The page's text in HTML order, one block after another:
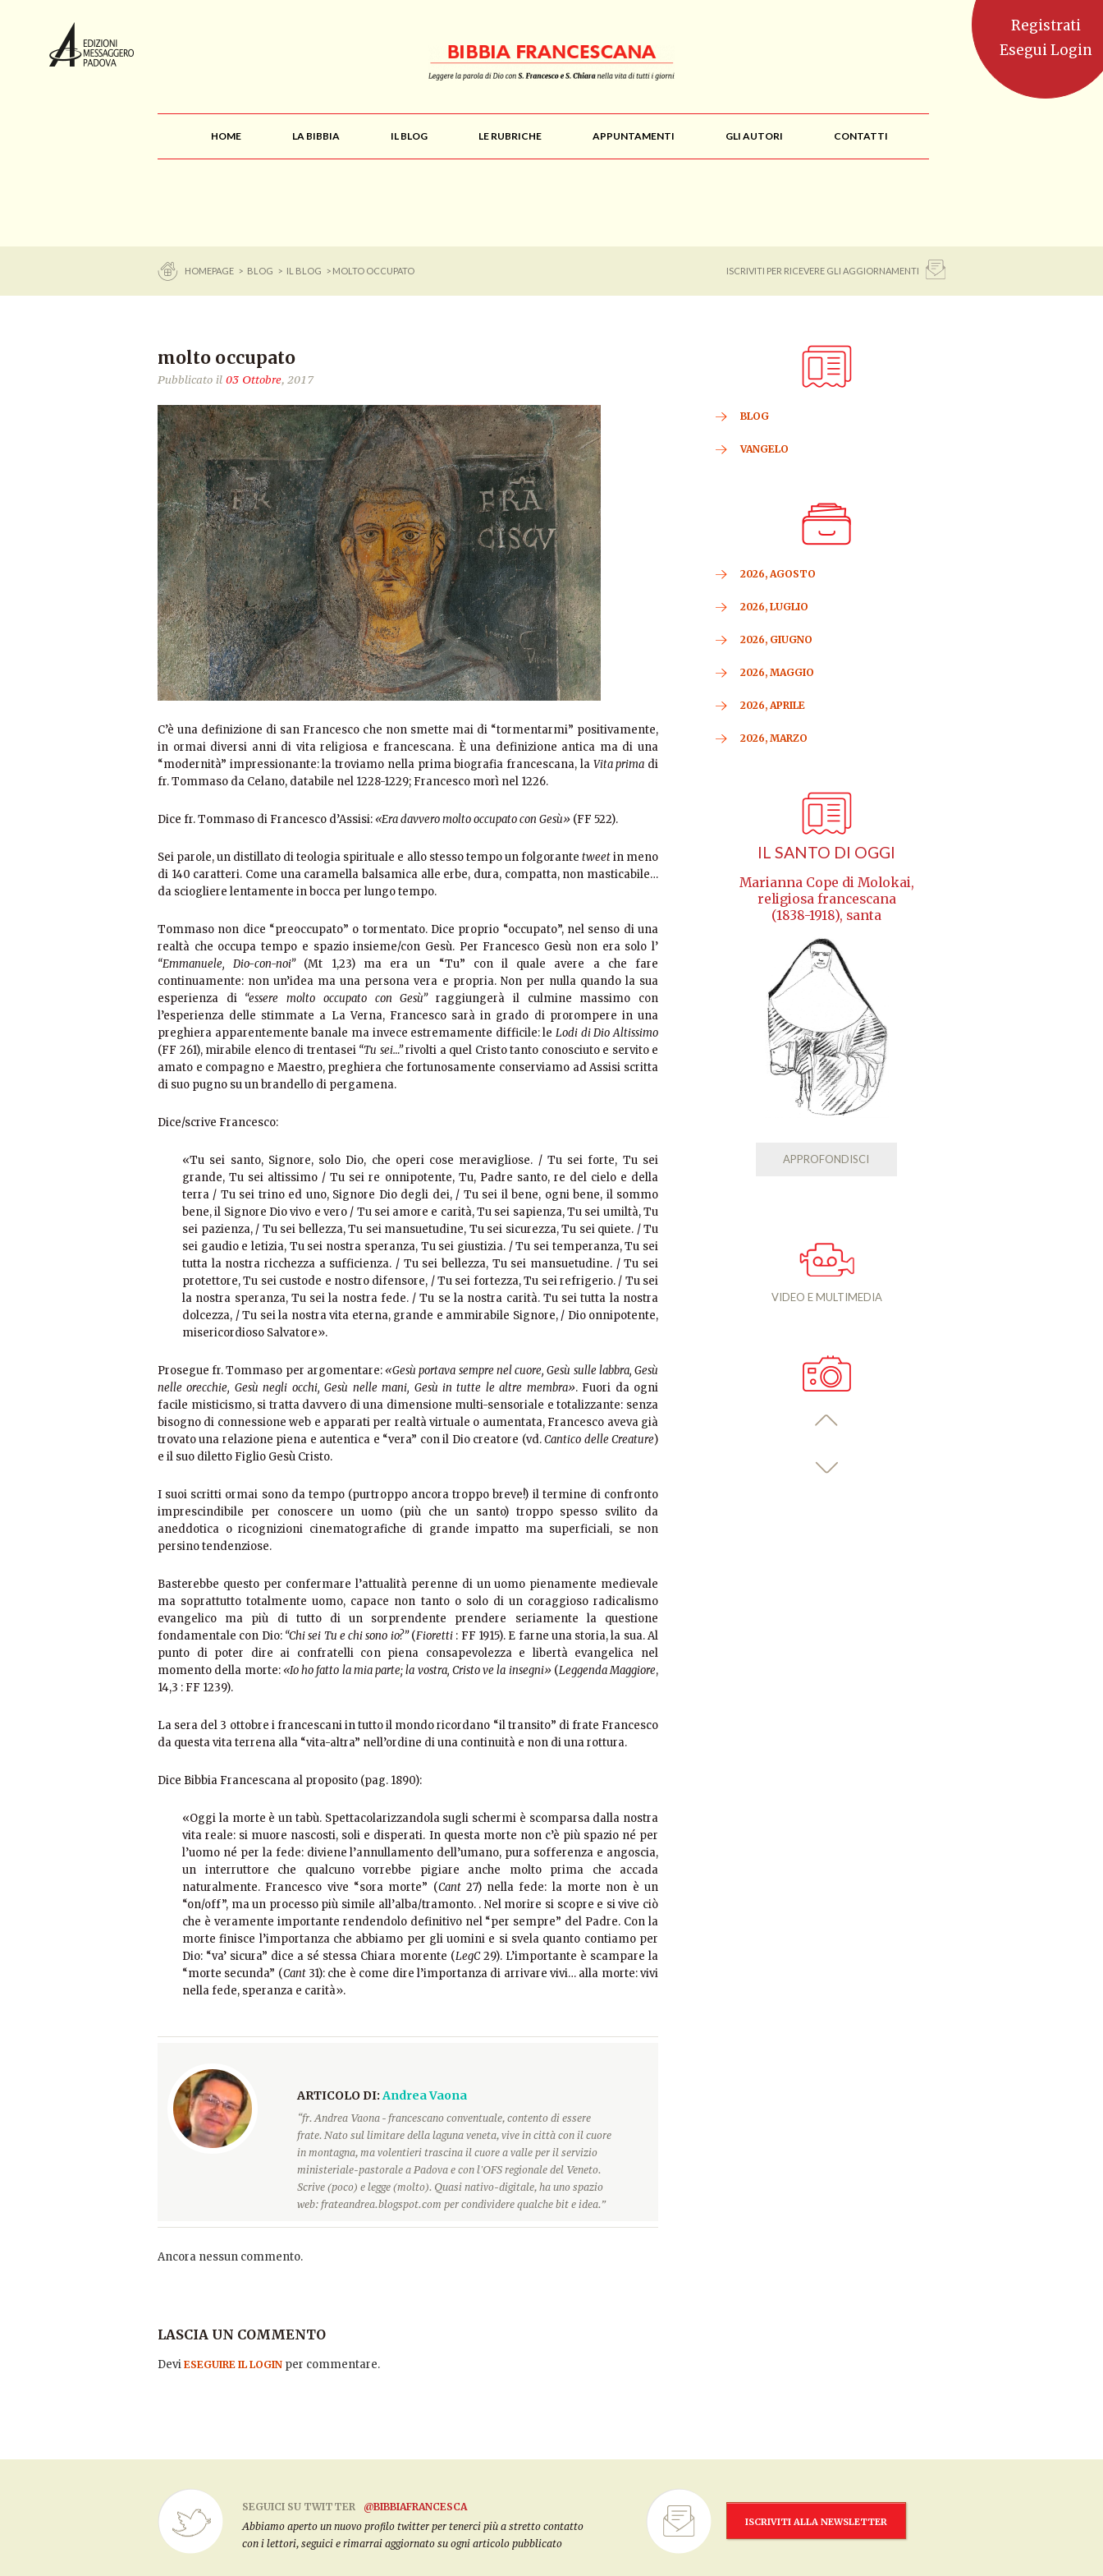
HOME LA BIBBIA IL BLOG LE RUBRICHE APPUNTAMENTI GLI AUTORI CONTATTI
HOMEPAGE > BLOG > IL BLOG > MOLTO OCCUPATO ISCRIVITI PER RICEVERE GLI AGGIORNAMENTI
molto occupato
Pubblicato il 03 Ottobre, 2017
C’è una definizione di san Francesco che non smette mai di “tormentarmi” positivamente,
in ormai diversi anni di vita religiosa e francescana. È una definizione antica ma di una
“modernità” impressionante: la troviamo nella prima biografia francescana, la Vita prima di
fr. Tommaso da Celano, databile nel 1228-1229; Francesco morì nel 1226.
Dice fr. Tommaso di Francesco d’Assisi:«Era davvero molto occupato con Gesù» (FF 522).
Sei parole, un distillato di teologia spirituale e allo stesso tempo un folgorante tweetin meno
di 140 caratteri. Come una caramella balsamica alle erbe, dura, compatta, non masticabile…
da sciogliere lentamente in bocca per lungo tempo.
Tommaso non dice “preoccupato” o tormentato. Dice proprio “occupato”, nel senso di una
realtà che occupa tempo e spazio insieme/con Gesù. Per Francesco Gesù non era solo l’
“Emmanuele, Dio-con-noi”(Mt 1,23) ma era un “Tu” con il quale avere a che fare
continuamente: non un’idea ma una persona vera e propria. Non per nulla quando la sua
esperienza di “essere molto occupato con Gesù”raggiungerà il culmine massimo con
l’esperienza delle stimmate a La Verna, Francesco sarà in grado di prorompere in una
preghiera apparentemente banale ma invece estremamente difficile: leLodi di Dio Altissimo
(FF 261), mirabile elenco di trentasei “Tu sei…”rivolti a quel Cristo tanto conosciuto e servito e
amato e compagno e Maestro, preghiera che fortunosamente conserviamo ad Assisi scritta
di suo pugno su un brandello di pergamena.
Dice/scrive Francesco:
«Tu sei santo, Signore, solo Dio, che operi cose meravigliose. / Tu sei forte, Tu sei
grande, Tu sei altissimo / Tu sei re onnipotente, Tu, Padre santo, re del cielo e della
terra / Tu sei trino ed uno, Signore Dio degli dei, / Tu sei il bene, ogni bene, il sommo
bene, il Signore Dio vivo e vero / Tu sei amore e carità, Tu sei sapienza, Tu sei umiltà, Tu
sei pazienza, / Tu sei bellezza, Tu sei mansuetudine, Tu sei sicurezza, Tu sei quiete. / Tu
sei gaudio e letizia, Tu sei nostra speranza, Tu sei giustizia. / Tu sei temperanza, Tu sei
tutta la nostra ricchezza a sufficienza. / Tu sei bellezza, Tu sei mansuetudine. / Tu sei
protettore, Tu sei custode e nostro difensore, / Tu sei fortezza, Tu sei refrigerio. / Tu sei
la nostra speranza, Tu sei la nostra fede. / Tu se la nostra carità. Tu sei tutta la nostra
dolcezza, / Tu sei la nostra vita eterna, grande e ammirabile Signore, / Dio onnipotente,
misericordioso Salvatore».
Prosegue fr. Tommaso per argomentare:«Gesù portava sempre nel cuore, Gesù sulle labbra, Gesù
nelle orecchie, Gesù negli occhi, Gesù nelle mani, Gesù in tutte le altre membra». Fuori da ogni
facile misticismo, si tratta davvero di una dimensione multi-sensoriale e totalizzante: senza
bisogno di connessione web e apparati per realtà virtuale o aumentata, Francesco aveva già
trovato una relazione piena e autentica e “vera” con il Dio creatore (vd.Cantico delle Creature)
e il suo diletto Figlio Gesù Cristo.
I suoi scritti ormai sono da tempo (purtroppo ancora troppo breve!) il termine di confronto
imprescindibile per conoscere un uomo (più che un santo) troppo spesso svilito da
aneddotica o ricognizioni cinematografiche di grande impatto ma superficiali, se non
persino tendenziose.
Basterebbe questo per confermare l’attualità perenne di un uomo pienamente medievale
ma soprattutto totalmente uomo, capace non tanto o solo di un coraggioso radicalismo
evangelico ma più di tutto di un sorprendente prendere seriamente la questione
fondamentale con Dio: “Chi sei Tu e chi sono io?”(Fioretti : FF 1915). E farne una storia, la sua. Al
punto di poter dire ai confratelli con piena consapevolezza e libertà evangelica nel
momento della morte:«Io ho fatto la mia parte; la vostra, Cristo ve la insegni»(Leggenda Maggiore,
14,3 : FF 1239).
La sera del 3 ottobre i francescani in tutto il mondo ricordano “il transito” di frate Francesco
da questa vita terrena alla “vita-altra” nell’ordine di una continuità e non di una rottura.
Dice Bibbia Francescana al proposito (pag. 1890):
«Oggi la morte è un tabù. Spettacolarizzandola sugli schermi è scomparsa dalla nostra
vita reale: si muore nascosti, soli e disperati. In questa morte non c’è più spazio né per
l’uomo né per la fede: diviene l’annullamento dell’umano, pura sofferenza e angoscia,
un interruttore che qualcuno vorrebbe pigiare anche molto prima che accada
naturalmente. Francesco vive “sora morte” (Cant27) nella fede: la morte non è un
“on/off”, ma un processo più simile all’alba/tramonto. . Nel morire si scopre e si vive ciò
che è veramente importante rendendolo definitivo nel “per sempre” del Padre. Con la
morte finisce l’importanza che abbiamo per gli uomini e si svela quanto contiamo per
Dio: “va’ sicura” dice a sé stessa Chiara morente (LegC29). L’importante è scampare la
“morte secunda” (Cant31): che è come dire l’importanza di arrivare vivi… alla morte: vivi
nella fede, speranza e carità».
ARTICOLO DI:Andrea Vaona
“fr. Andrea Vaona - francescano conventuale, contento di essere
frate. Nato sul limitare della laguna veneta, vive in città con il cuore
in montagna, ma volentieri trascina il cuore a valle per il servizio
ministeriale-pastorale a Padova e con l'OFS regionale del Veneto.
Scrive (poco) e legge (molto). Quasi nativo-digitale, ha uno spazio
web: frateandrea.blogspot.com per condividere qualche bit e idea.”
Ancora nessun commento.
LASCIA UN COMMENTO
Devi ESEGUIRE IL LOGIN per commentare.
BLOG
VANGELO
2026, AGOSTO
2026, LUGLIO
2026, GIUGNO
2026, MAGGIO
2026, APRILE
2026, MARZO
IL SANTO DI OGGI
Marianna Cope di Molokai,
religiosa francescana
(1838-1918), santa
APPROFONDISCI
VIDEO E MULTIMEDIA
SEGUICI SU TWITTER
@BIBBIAFRANCESCA
Abbiamo aperto un nuovo profilo twitter per tenerci più a stretto contatto
con i lettori, seguici e rimarrai aggiornato su ogni articolo pubblicato
ISCRIVITI ALLA NEWSLETTER
Registrati
Esegui Login